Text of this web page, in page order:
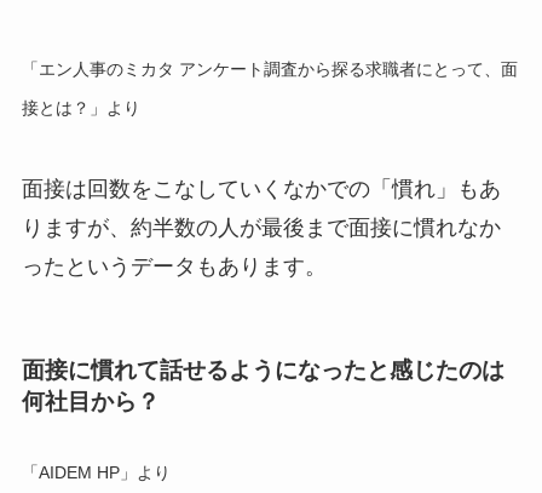
「エン人事のミカタ アンケート調査から探る求職者にとって、面
接とは？」より
面接は回数をこなしていくなかでの「慣れ」もあ
りますが、 約半数の人が最後まで面接に慣れなか
った というデータもあります。
面接に慣れて話せるようになったと感じたのは
何社目から？
「AIDEM HP」より